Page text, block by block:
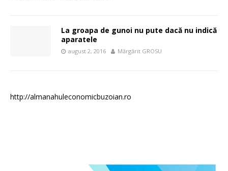
La groapa de gunoi nu pute dacă nu indică
aparatele
august 2, 2016 Mărgărit GROSU
http://almanahuleconomicbuzoian.ro